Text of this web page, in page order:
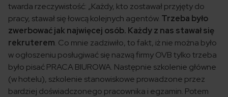
twarda rzeczywistość: „Każdy, kto zostawał przyjęty do
pracy, stawał się łowcą kolejnych agentów. Trzeba było
zwerbować jak najwięcej osób. Każdy z nas stawał się
rekruterem. Co mnie zadziwiło, to fakt, iż nie można było
w ogłoszeniu posługiwać się nazwą firmy OVB tylko trzeba
było pisać PRACA BIUROWA. Następnie szkolenie główne
(w hotelu), szkolenie stanowiskowe prowadzone przez
bardziej doświadczonego pracownika i egzamin. Potem